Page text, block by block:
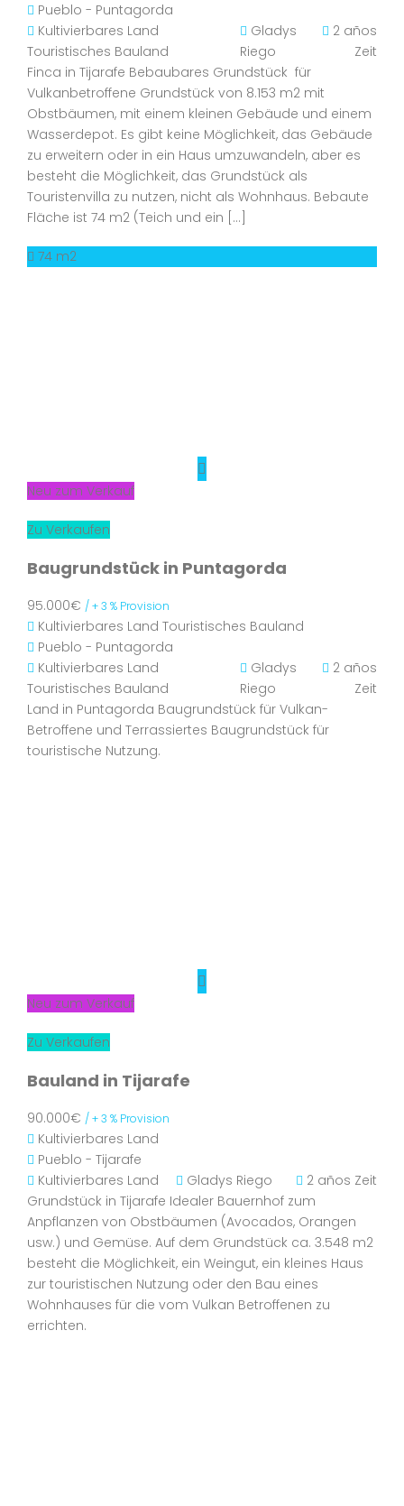
Pueblo - Puntagorda
Kultivierbares Land
Touristisches Bauland
Gladys
Riego
2 años
Zeit
Finca in Tijarafe Bebaubares Grundstück für
Vulkanbetroffene Grundstück von 8.153 m2 mit
Obstbäumen, mit einem kleinen Gebäude und einem
Wasserdepot. Es gibt keine Möglichkeit, das Gebäude
zu erweitern oder in ein Haus umzuwandeln, aber es
besteht die Möglichkeit, das Grundstück als
Touristenvilla zu nutzen, nicht als Wohnhaus. Bebaute
Fläche ist 74 m2 (Teich und ein […]
74 m2
Neu zum Verkauf
Zu Verkaufen
Baugrundstück in Puntagorda
95.000€ / + 3 % Provision
Kultivierbares Land Touristisches Bauland
Pueblo - Puntagorda
Kultivierbares Land
Touristisches Bauland
Gladys
Riego
2 años
Zeit
Land in Puntagorda Baugrundstück für Vulkan-
Betroffene und Terrassiertes Baugrundstück für
touristische Nutzung.
Neu zum Verkauf
Zu Verkaufen
Bauland in Tijarafe
90.000€ / + 3 % Provision
Kultivierbares Land
Pueblo - Tijarafe
Kultivierbares Land
Gladys Riego
2 años Zeit
Grundstück in Tijarafe Idealer Bauernhof zum
Anpflanzen von Obstbäumen (Avocados, Orangen
usw.) und Gemüse. Auf dem Grundstück ca. 3.548 m2
besteht die Möglichkeit, ein Weingut, ein kleines Haus
zur touristischen Nutzung oder den Bau eines
Wohnhauses für die vom Vulkan Betroffenen zu
errichten.